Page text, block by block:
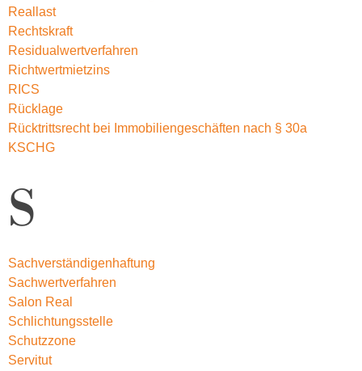
Reallast
Rechtskraft
Residualwertverfahren
Richtwertmietzins
RICS
Rücklage
Rücktrittsrecht bei Immobiliengeschäften nach § 30a
KSCHG
S
Sachverständigenhaftung
Sachwertverfahren
Salon Real
Schlichtungsstelle
Schutzzone
Servitut